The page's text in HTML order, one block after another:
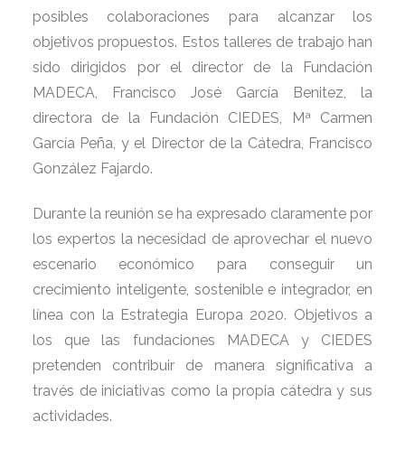
posibles colaboraciones para alcanzar los
objetivos propuestos. Estos talleres de trabajo han
sido dirigidos por el director de la Fundación
MADECA, Francisco José García Benitez, la
directora de la Fundación CIEDES, Mª Carmen
García Peña, y el Director de la Cátedra, Francisco
González Fajardo.
Durante la reunión se ha expresado claramente por
los expertos la necesidad de aprovechar el nuevo
escenario económico para conseguir un
crecimiento inteligente, sostenible e integrador, en
línea con la Estrategia Europa 2020. Objetivos a
los que las fundaciones MADECA y CIEDES
pretenden contribuir de manera significativa a
través de iniciativas como la propia cátedra y sus
actividades.